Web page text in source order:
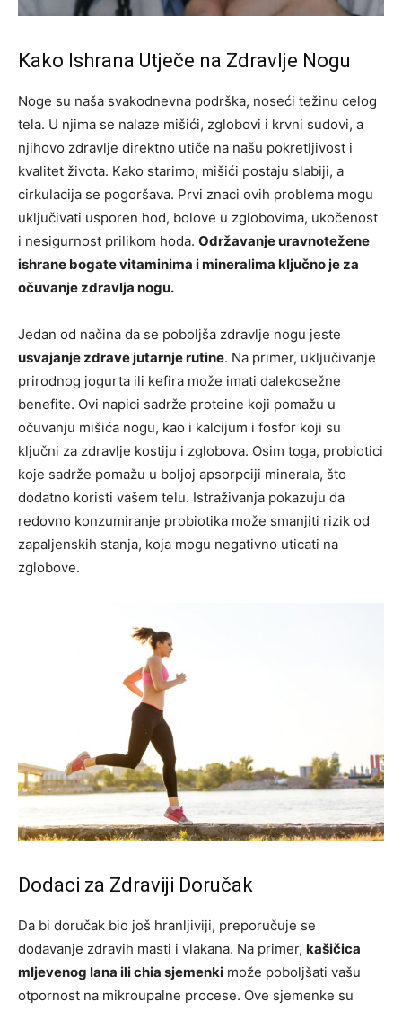
Kako Ishrana Utječe na Zdravlje Nogu
Noge su naša svakodnevna podrška, noseći težinu celog
tela. U njima se nalaze mišići, zglobovi i krvni sudovi, a
njihovo zdravlje direktno utiče na našu pokretljivost i
kvalitet života. Kako starimo, mišići postaju slabiji, a
cirkulacija se pogoršava. Prvi znaci ovih problema mogu
uključivati usporen hod, bolove u zglobovima, ukočenost
i nesigurnost prilikom hoda. Održavanje uravnotežene
ishrane bogate vitaminima i mineralima ključno je za
očuvanje zdravlja nogu.
Jedan od načina da se poboljša zdravlje nogu jeste
usvajanje zdrave jutarnje rutine. Na primer, uključivanje
prirodnog jogurta ili kefira može imati dalekosežne
benefite. Ovi napici sadrže proteine koji pomažu u
očuvanju mišića nogu, kao i kalcijum i fosfor koji su
ključni za zdravlje kostiju i zglobova. Osim toga, probiotici
koje sadrže pomažu u boljoj apsorpciji minerala, što
dodatno koristi vašem telu. Istraživanja pokazuju da
redovno konzumiranje probiotika može smanjiti rizik od
zapaljenskih stanja, koja mogu negativno uticati na
zglobove.
Dodaci za Zdraviji Doručak
Da bi doručak bio još hranljiviji, preporučuje se
dodavanje zdravih masti i vlakana. Na primer, kašičica
mljevenog lana ili chia sjemenki može poboljšati vašu
otpornost na mikroupalne procese. Ove sjemenke su